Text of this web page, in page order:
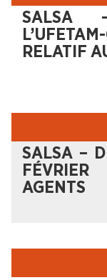
SALSA
RELATIF
SALSA –
AGENTS